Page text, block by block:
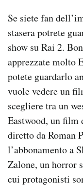
I MIEI PREFERITI
SHOP
CALENDARIO
AREA
Notifiche mobile
Regala il Post
Hai bisogno di
Se siete fan
stasera potrete
show su Rai 2.
apprezzate molto
potete guardarlo
vuole vedere un
scegliere tra un
Eastwood, un film
diretto da Roman
l’abbonamento a
Zalone, un horror
cui protagonisti